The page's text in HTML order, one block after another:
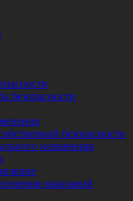
безопасности
безопасности
назначения
наказаний